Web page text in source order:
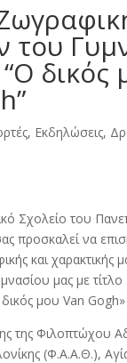
του
“Ο δικός
Εκδηλώσεις,
Σχολείο του
προσκαλεί να
και χαρακτικής
μας με τίτλο
μου Van Gogh»
της Φιλοπτώχου
(Φ.Α.Α.Θ.),